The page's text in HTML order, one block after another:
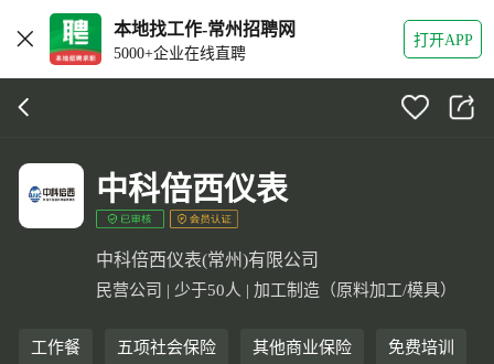
本地找工作-常州招聘网
5000+企业在线直聘
打开APP
中科倍西仪表
中科倍西仪表(常州)有限公司
民营公司 | 少于50人 | 加工制造（原料加工/模具）
工作餐 五项社会保险 其他商业保险 免费培训